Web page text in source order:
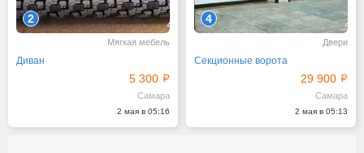
2
Мягкая мебель
Диван
5 300
Самара
2 мая в 05:16
4
Двери
Секционные ворота
29 900
Самара
2 мая в 05:13